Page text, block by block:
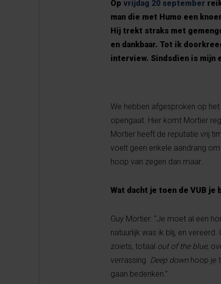
Op vrijdag 20 september
man die met Humo een
Hij trekt straks met
en dankbaar. Tot ik
interview. Sindsdien is mijn
We hebben afgesproken op
opengaat. Hier komt Mortier
Mortier heeft de reputatie vrij
voelt geen enkele aandrang
hoop van zegen dan maar.
Wat dacht je toen de VUB
Guy Mortier: “Je moet al een
natuurlijk was ik blij, en
zoiets, totaal out of the blue,
verrassing. Deep down hoop je
gaan bedenken.”